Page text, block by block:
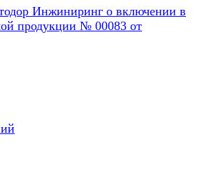
Инжиниринг о включении в
продукции № 00083 от